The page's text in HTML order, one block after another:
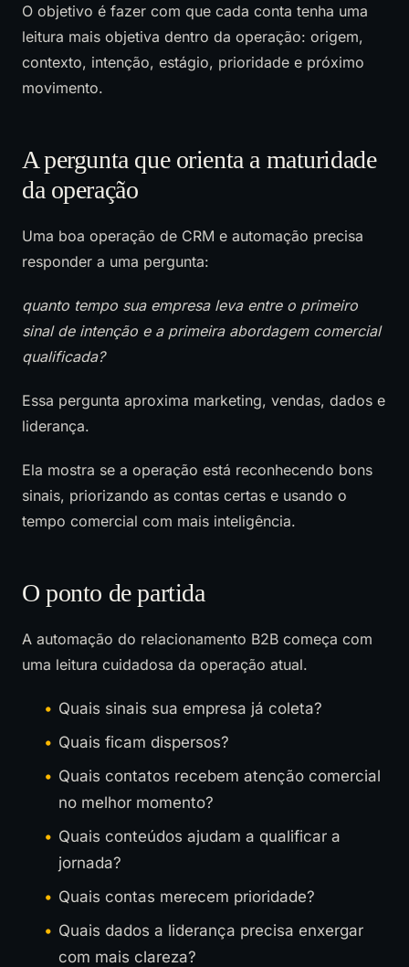
O objetivo é fazer com que cada conta tenha uma
leitura mais objetiva dentro da operação: origem,
contexto, intenção, estágio, prioridade e próximo
movimento.
A pergunta que orienta a maturidade
da operação
Uma boa operação de CRM e automação precisa
responder a uma pergunta:
quanto tempo sua empresa leva entre o primeiro
sinal de intenção e a primeira abordagem comercial
qualificada?
Essa pergunta aproxima marketing, vendas, dados e
liderança.
Ela mostra se a operação está reconhecendo bons
sinais, priorizando as contas certas e usando o
tempo comercial com mais inteligência.
O ponto de partida
A automação do relacionamento B2B começa com
uma leitura cuidadosa da operação atual.
Quais sinais sua empresa já coleta?
Quais ficam dispersos?
Quais contatos recebem atenção comercial
no melhor momento?
Quais conteúdos ajudam a qualificar a
jornada?
Quais contas merecem prioridade?
Quais dados a liderança precisa enxergar
com mais clareza?